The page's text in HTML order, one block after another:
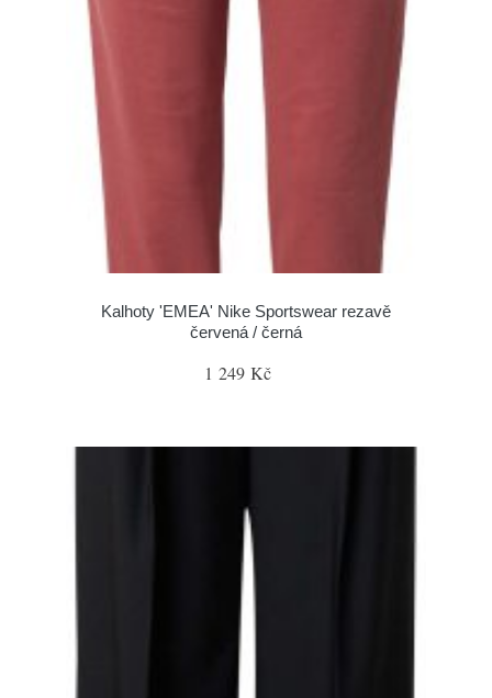
Kalhoty 'EMEA' Nike Sportswear rezavě
červená / černá
1 249 Kč